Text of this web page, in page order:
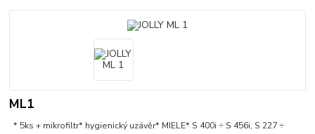
ML1
* 5ks + mikrofiltr* hygienický uzávěr* MIELE* S 400i ÷ S 456i, S 227 ÷